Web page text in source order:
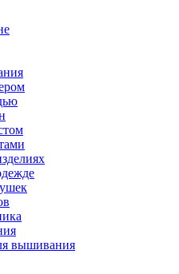
вышивания